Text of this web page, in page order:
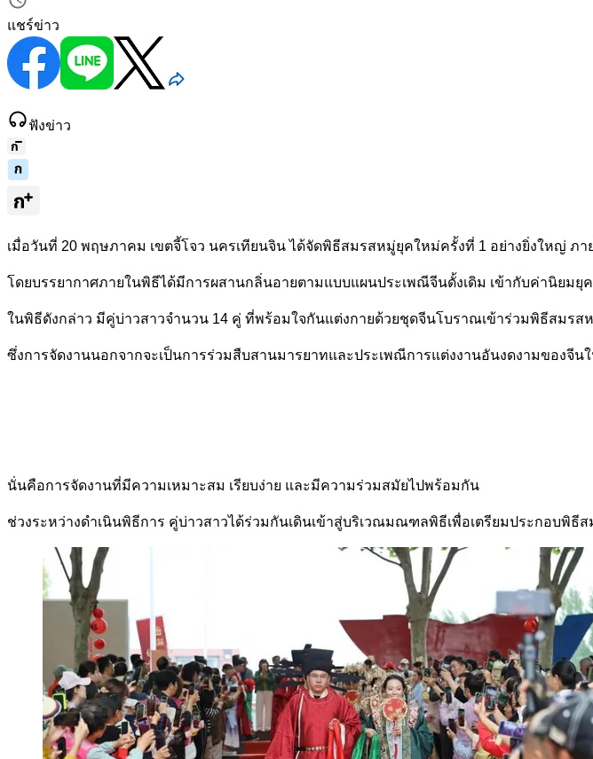
แชร์ข่าว
ฟังข่าว
เมื่อวันที่ 20 พฤษภาคม เขตจี้โจว นครเทียนจิน ได้จัดพิธีสมรสหมู่ยุคใหม่ครั้งที่ 1 อย่างยิ่งใหญ่ ภ
โดยบรรยากาศภายในพิธีได้มีการผสานกลิ่นอายตามแบบแผนประเพณีจีนดั้งเดิม เข้ากับค่านิยมยุ
ในพิธีดังกล่าว มีคู่บ่าวสาวจำนวน 14 คู่ ที่พร้อมใจกันแต่งกายด้วยชุดจีนโบราณเข้าร่วมพิธีสมรส
ซึ่งการจัดงานนอกจากจะเป็นการร่วมสืบสานมารยาทและประเพณีการแต่งงานอันงดงามของ
นั่นคือการจัดงานที่มีความเหมาะสม เรียบง่าย และมีความร่วมสมัยไปพร้อมกัน
ช่วงระหว่างดำเนินพิธีการ คู่บ่าวสาวได้ร่วมกันเดินเข้าสู่บริเวณมณฑลพิธีเพื่อเตรียมประกอบพิธีส